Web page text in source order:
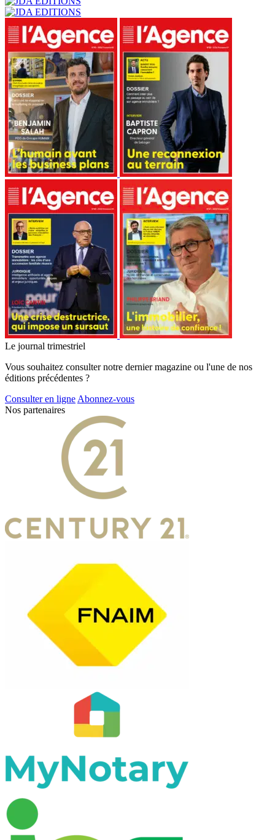
Le journal trimestriel
Vous souhaitez consulter notre dernier magazine ou l'une de nos
éditions précédentes ?
Consulter en ligne Abonnez-vous
Nos partenaires